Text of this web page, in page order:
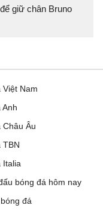
giữ chân Bruno
Việt Nam
Anh
Châu Âu
TBN
Italia
bóng đá hôm nay
đá